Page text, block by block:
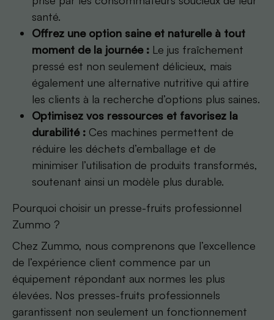
santé.
Offrez une option saine et naturelle à tout
moment de la journée : Le jus fraîchement
pressé est non seulement délicieux, mais
également une alternative nutritive qui attire
les clients à la recherche d’options plus saines.
Optimisez vos ressources et favorisez la
durabilité : Ces machines permettent de
réduire les déchets d’emballage et de
minimiser l’utilisation de produits transformés,
soutenant ainsi un modèle plus durable.
Pourquoi choisir un presse-fruits professionnel
Zummo ?
Chez Zummo, nous comprenons que l’excellence
de l’expérience client commence par un
équipement répondant aux normes les plus
élevées. Nos presses-fruits professionnels
garantissent non seulement un fonctionnement